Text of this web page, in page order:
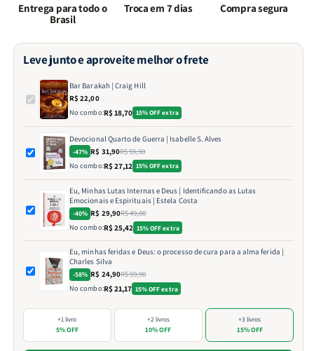
Entrega para todo o
Brasil
Troca em 7 dias Compra segura
Leve junto e aproveite melhor o frete
Bar Barakah | Craig Hill
R$ 22,00
No combo:R$ 18,70 15% OFF extra
Devocional Quarto de Guerra | Isabelle S. Alves
-47% R$ 31,90R$ 59,90
No combo:R$ 27,12 15% OFF extra
Eu, Minhas Lutas Internas e Deus | Identificando as Lutas
Emocionais e Espirituais | Estela Costa
-40% R$ 29,90R$ 49,80
No combo:R$ 25,42 15% OFF extra
Eu, minhas feridas e Deus: o processo de cura para a alma ferida |
Charles Silva
-58% R$ 24,90R$ 59,90
No combo:R$ 21,17 15% OFF extra
+1 livro
5% OFF
+2 livros
10% OFF
+3 livros
15% OFF